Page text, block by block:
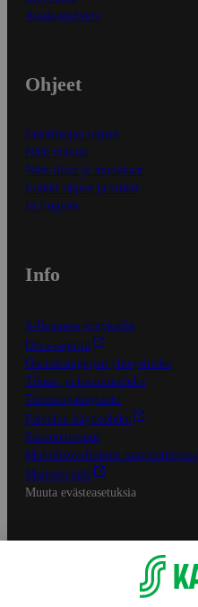
Asiakaspalvelu
Ohjeet
Ensitilaajan ohjeet
Näin maksat
Näin tilaat ja muokkaat
Kaikki ohjeet ja vinkit
In English
Info
S-Business yrityksille
Oiva-raportit
Osuuskauppojen yhteystiedot
Tilaus- ja toimitusehdot
Tietosuojakäytäntö
Palvelun käyttöehdot
Saavutettavuus
Mobiilisovelluksen saavutettavuus
Mainostajalle
Muuta evästeasetuksia
S-ryhmän palvelut